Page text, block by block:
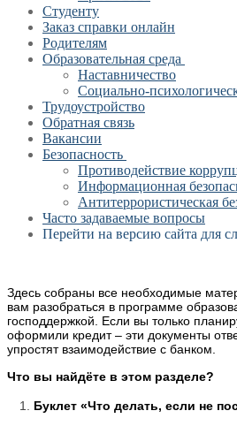
Студенту
Заказ справки онлайн
Родителям
Образовательная среда
Наставничество
Социально-
Трудоустройство
Обратная связь
Вакансии
Безопасность
Противодействие
Информационная
Антитеррористическая
Часто задаваемые вопросы
Перейти на версию сайта для
Здесь собраны все необходимые
вам разобраться в программе
господдержкой. Если вы только
оформили кредит – эти документы
упростят взаимодействие с банком.
Что вы найдёте в этом разделе?
Буклет «Что делать, если не